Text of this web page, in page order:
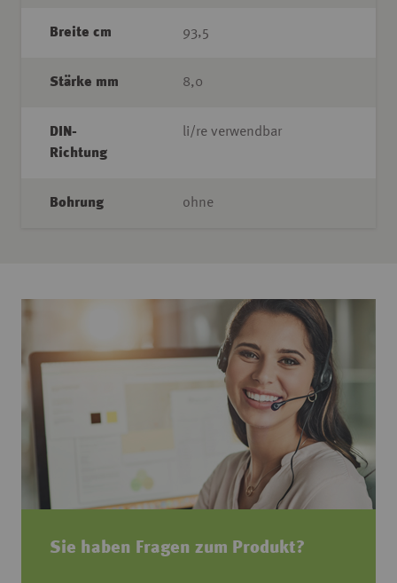
Sie haben Fragen zum Produkt?
Breite cm 93,5
Stärke mm 8,0
DIN-
Richtung
li/re verwendbar
Bohrung ohne